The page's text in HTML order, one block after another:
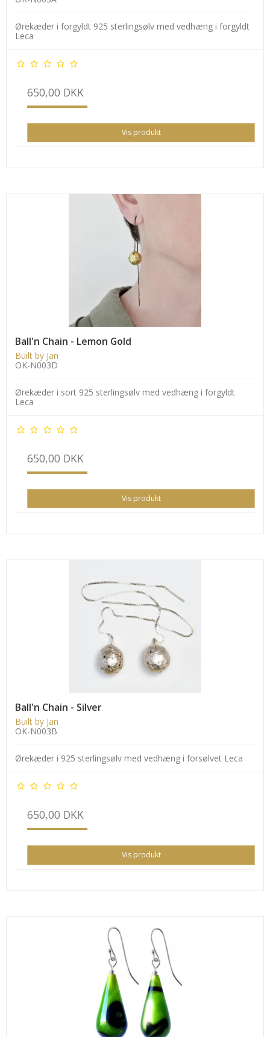
Ørekæder i forgyldt 925 sterlingsølv med vedhæng i forgyldt
Leca
650,00 DKK
Vis produkt
Ball'n Chain - Lemon Gold
Built by Jan
OK-N003D
Ørekæder i sort 925 sterlingsølv med vedhæng i forgyldt
Leca
650,00 DKK
Vis produkt
Ball'n Chain - Silver
Built by Jan
OK-N003B
Ørekæder i 925 sterlingsølv med vedhæng i forsølvet Leca
650,00 DKK
Vis produkt